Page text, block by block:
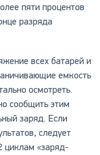
пяти процентов
разряда
всех батарей и
емкость
осмотреть.
сообщить этим
заряд. Если
следует
циклам «заряд-